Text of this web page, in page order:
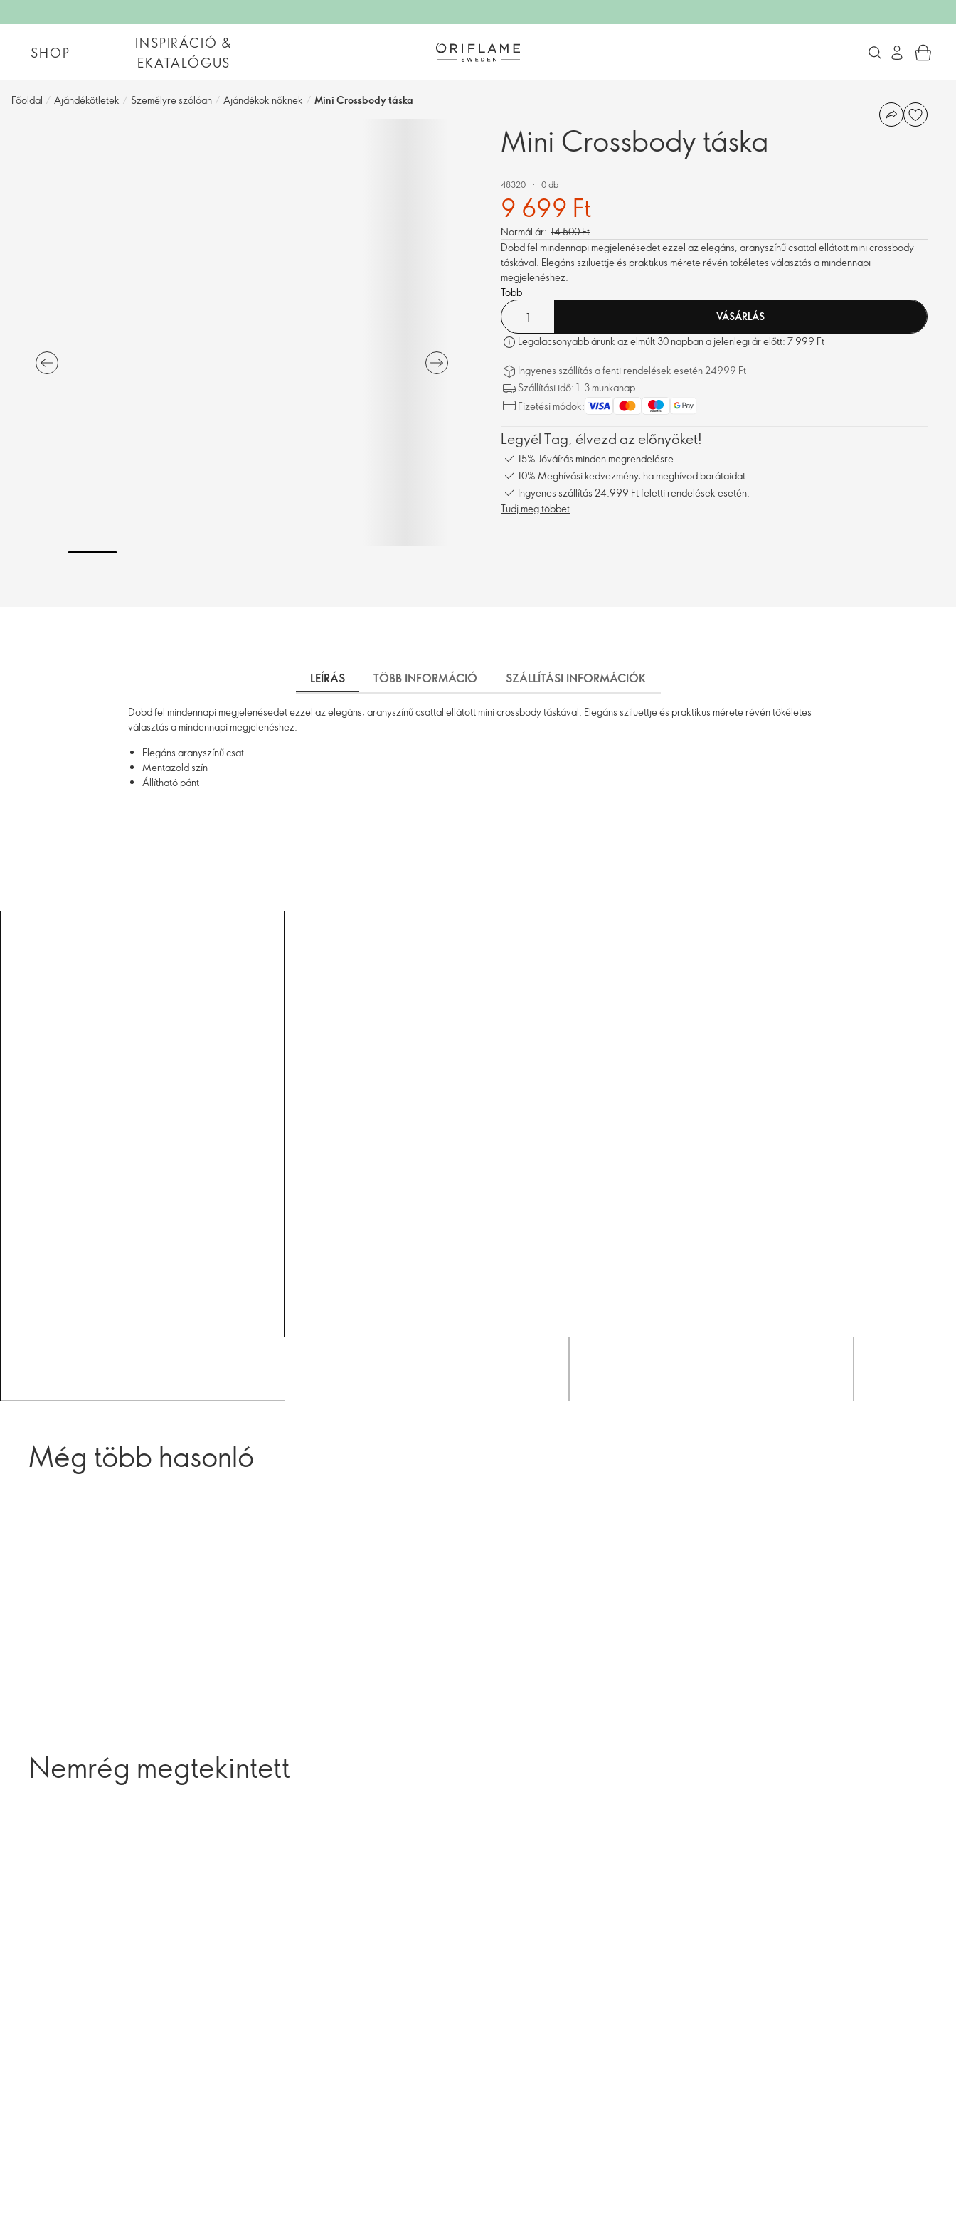
SHOP
INSPIRÁCIÓ &
EKATALÓGUS
Főoldal / Ajándékötletek / Személyre szólóan / Ajándékok nőknek / Mini Crossbody táska
Mini Crossbody táska
48320 0 db
9 699 Ft
Normál ár: 14 500 Ft
Dobd fel mindennapi megjelenésedet ezzel az elegáns, aranyszínű csattal ellátott mini crossbody
táskával. Elegáns sziluettje és praktikus mérete révén tökéletes választás a mindennapi
megjelenéshez.
Több
VÁSÁRLÁS
Legalacsonyabb árunk az elmúlt 30 napban a jelenlegi ár előtt: 7 999 Ft
Ingyenes szállítás a fenti rendelések esetén 24999 Ft
Szállítási idő: 1-3 munkanap
Fizetési módok:
Legyél Tag, élvezd az előnyöket!
15% Jóváírás minden megrendelésre.
10% Meghívási kedvezmény, ha meghívod barátaidat.
Ingyenes szállítás 24.999 Ft feletti rendelések esetén.
Tudj meg többet
LEÍRÁS TÖBB INFORMÁCIÓ SZÁLLÍTÁSI INFORMÁCIÓK
Dobd fel mindennapi megjelenésedet ezzel az elegáns, aranyszínű csattal ellátott mini crossbody táskával. Elegáns sziluettje és praktikus mérete révén tökéletes
választás a mindennapi megjelenéshez.
Elegáns aranyszínű csat
Mentazöld szín
Állítható pánt
Még több hasonló
Nemrég megtekintett